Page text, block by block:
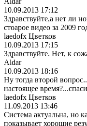
10.09.2013 17:12
Здравствуйте,а нет ли
стоарое видео за 2009
laedofx Цветков
10.09.2013 17:15
Здравствуйте. Нет, к
Aldar
10.09.2013 18:16
Ну тогда второй
настоящее
laedofx Цветков
11.09.2013 13:46
Система актуальна, но
показывает хорошие